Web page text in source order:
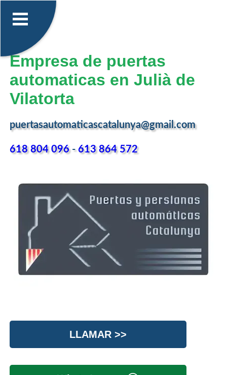
Empresa de puertas
automaticas en Julià de
Vilatorta
puertasautomaticascatalunya@gmail.com
618 804 096-613 864 572
LLAMAR >>